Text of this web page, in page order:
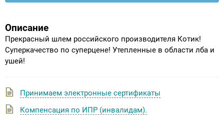
Описание
Прекрасный шлем российского производителя Котик!
Суперкачество по суперцене! Утепленные в области лба и
ушей!
Принимаем электронные сертификаты
Компенсация по ИПР (инвалидам).
Индивидуальное изготовление